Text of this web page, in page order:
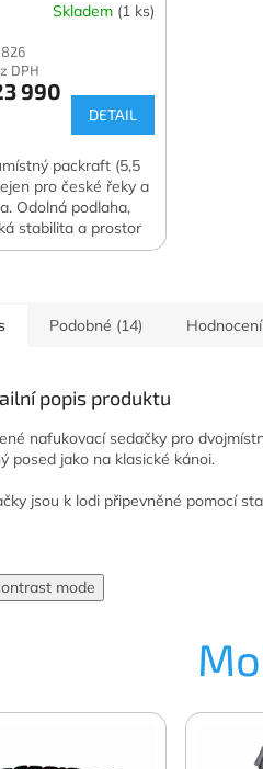
Skladem (1 ks)
826
DPH
990
DETAIL
packraft (5,5
pro české řeky a
Odolná podlaha,
stabilita a prostor
i náklad.
Podobné (14) Hodnocení
popis produktu
nafukovací sedačky pro
posed jako na klasické kánoi.
jsou k lodi připevněné pomocí
mode